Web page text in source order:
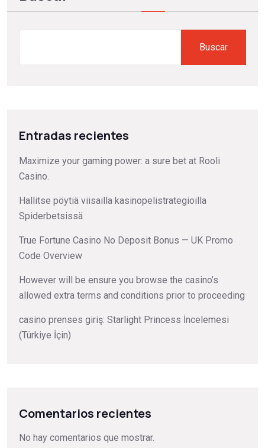
Buscar
Entradas recientes
Maximize your gaming power: a sure bet at Rooli
Casino.
Hallitse pöytiä viisailla kasinopelistrategioilla
Spiderbetsissä
True Fortune Casino No Deposit Bonus — UK Promo
Code Overview
However will be ensure you browse the casino’s
allowed extra terms and conditions prior to proceeding
casino prenses giriş: Starlight Princess İncelemesi
(Türkiye İçin)
Comentarios recientes
No hay comentarios que mostrar.